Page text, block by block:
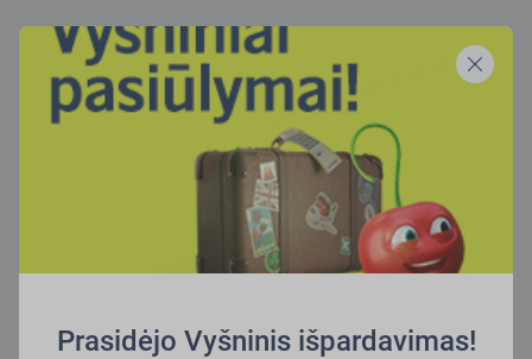
Prasidėjo Vyšninis išpardavimas!